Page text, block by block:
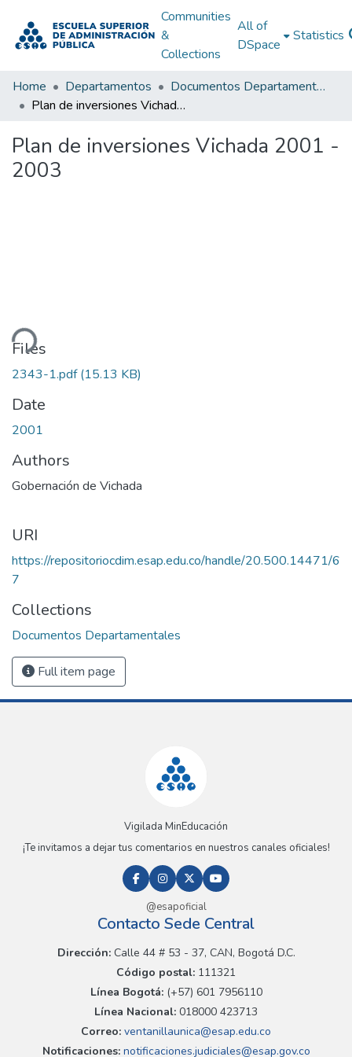
Communities
&
Collections
All of
DSpace
Statistics
Home Departamentos
Documentos Departamentales
Plan de inversiones Vichada 2001 - 2003
Plan de inversiones Vichada 2001 -
2003
Files
2343-1.pdf(15.13 KB)
Date
2001
Authors
Gobernación de Vichada
URI
https://repositoriocdim.esap.edu.co/handle/20.500.14471/6
7
Collections
Documentos Departamentales
Full item page
Vigilada MinEducación
¡Te invitamos a dejar tus comentarios en nuestros canales oficiales!
@esapoficial
Contacto Sede Central
Dirección:Calle 44 # 53 - 37, CAN, Bogotá D.C.
Código postal: 111321
Línea Bogotá:(+57) 601 7956110
Línea Nacional: 018000 423713
Correo: ventanillaunica@esap.edu.co
Notificaciones:notificaciones.judiciales@esap.gov.co